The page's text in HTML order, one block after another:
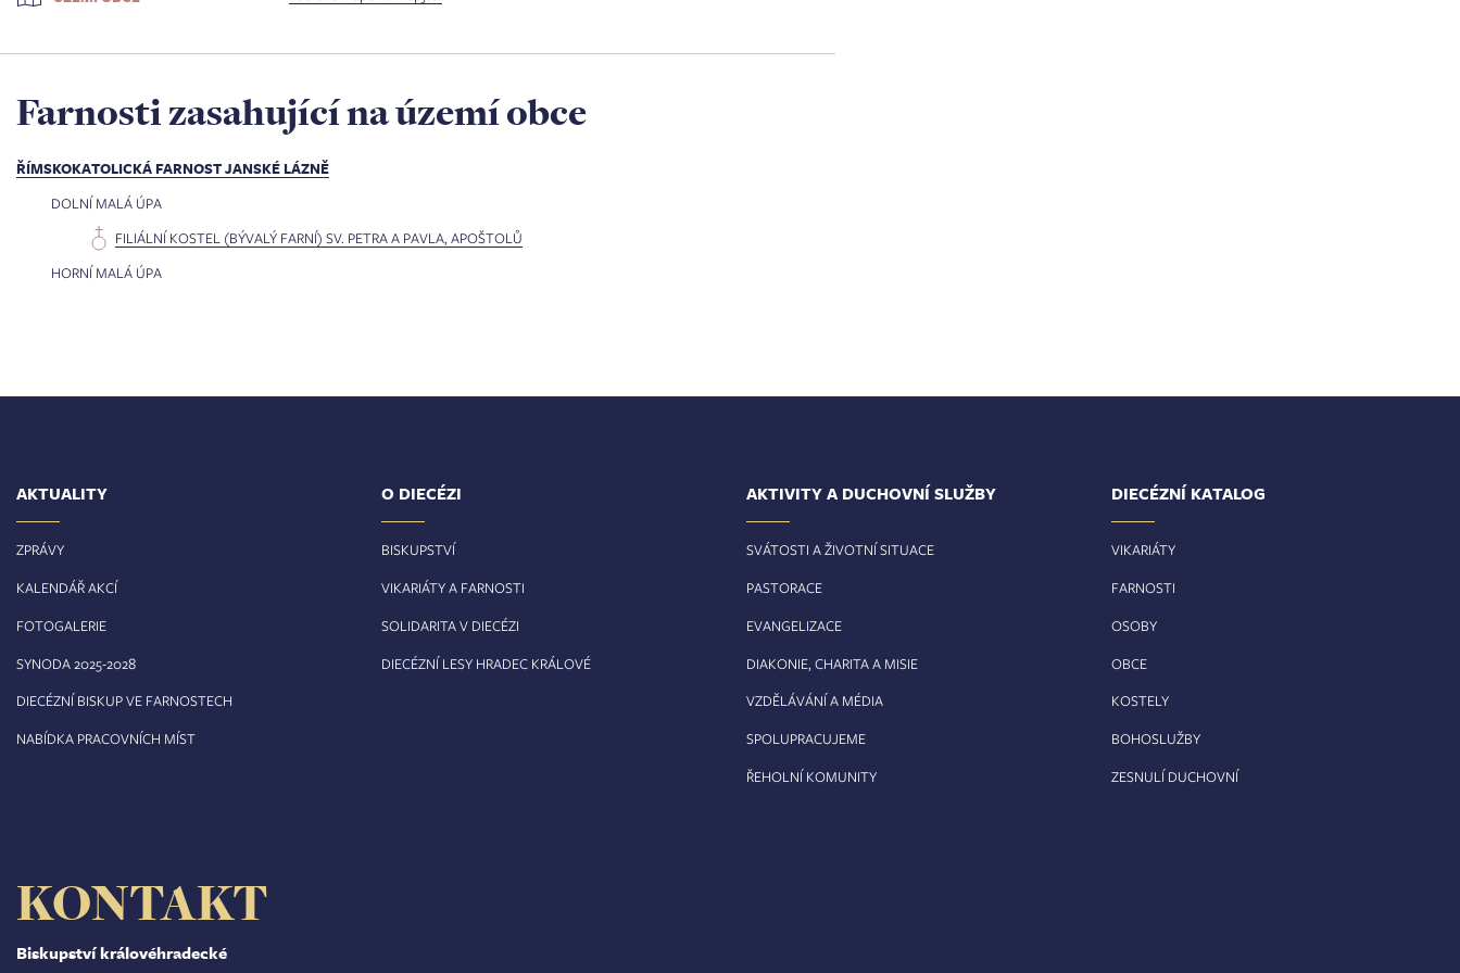
Farnosti zasahující na území obce
ŘÍMSKOKATOLICKÁ FARNOST JANSKÉ LÁZNĚ
DOLNÍ MALÁ ÚPA
FILIÁLNÍ KOSTEL (BÝVALÝ FARNÍ) SV. PETRA A PAVLA, APOŠTOLŮ
HORNÍ MALÁ ÚPA
AKTUALITY
ZPRÁVY
KALENDÁŘ AKCÍ
FOTOGALERIE
SYNODA 2025-2028
DIECÉZNÍ BISKUP VE FARNOSTECH
NABÍDKA PRACOVNÍCH MÍST
O DIECÉZI
BISKUPSTVÍ
VIKARIÁTY A FARNOSTI
SOLIDARITA V DIECÉZI
DIECÉZNÍ LESY HRADEC KRÁLOVÉ
AKTIVITY A DUCHOVNÍ SLUŽBY
SVÁTOSTI A ŽIVOTNÍ SITUACE
PASTORACE
EVANGELIZACE
DIAKONIE, CHARITA A MISIE
VZDĚLÁVÁNÍ A MÉDIA
SPOLUPRACUJEME
ŘEHOLNÍ KOMUNITY
DIECÉZNÍ KATALOG
VIKARIÁTY
FARNOSTI
OSOBY
OBCE
KOSTELY
BOHOSLUŽBY
ZESNULÍ DUCHOVNÍ
KONTAKT
Biskupství královéhradecké